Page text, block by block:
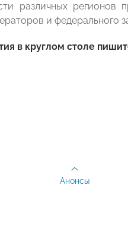
различных
и федерального
в круглом столе
Анонсы